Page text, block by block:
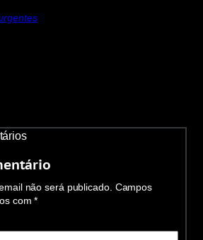
não será publicado. Campos
com*